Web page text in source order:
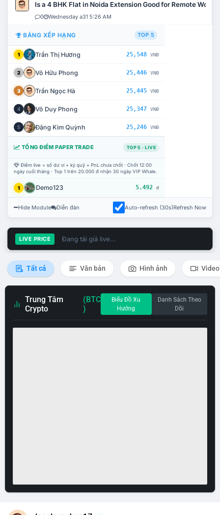
Is a 4 BHK Flat in Noida Extension Good for Remote Work?
0 Wednesday a31 5:26 AM
BẢNG XẾP HẠNG TOP 5
1 Trần Thị Hương 25,548 VNĐ
2 Võ Hữu Phong 25,446 VNĐ
3 Trần Ngọc Hà 25,445 VNĐ
4 Võ Duy Phong 25,347 VNĐ
5 Đặng Kim Quỳnh 25,246 VNĐ
TỔNG ĐIỂM PAPER TRADE TOP 5 · LIVE
Điểm live = số dư ví + ký quỹ + PnL chưa chốt · Chốt 12:00
ngày cuối tháng · Top 1 trên 20.000 đ nhận 30 ngày VIP Whale.
1 Demo123 5.492 đ
Hide Module Diễn đàn Auto-refresh (30s)Refresh Now
LIVE PRICE Đang tải giá live...
Tất cả Văn bản Hình ảnh Video
Trung Tâm
Crypto
(BTC
)
Biểu Đồ Xu
Hướng
Danh Sách Theo
Dõi